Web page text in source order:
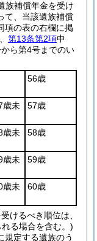
族補償年金を受け
て、当該遺族補償
項の表の右欄に掲
第13条第2項中
ら第4号までのい
56歳
歳未
57歳
歳未
58歳
歳未
59歳
歳未
60歳
けるべき順位は、
る場合を含む。)
規定する遺族のう